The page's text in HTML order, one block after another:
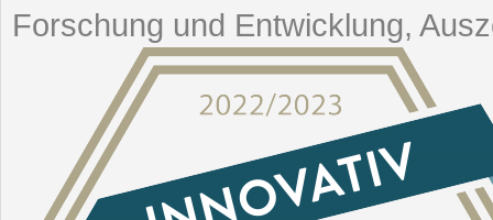
Forschung und Entwicklung,